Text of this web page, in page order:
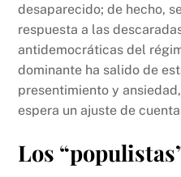
desaparecido; de hecho,
respuesta a las
antidemocráticas del
dominante ha salido de
presentimiento y
espera un ajuste de
Los